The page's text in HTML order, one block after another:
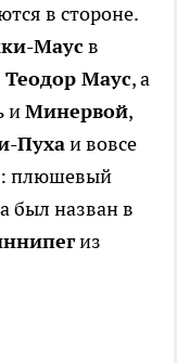
в стороне.
Маус в
Маус, а
иМинервой,
Пухаи вовсе
плюшевый
был назван в
из